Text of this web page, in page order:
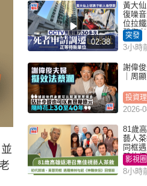
02:38
黃大
復噪音滋擾
位拉鐵閘聲
擊傷者
突發
3小時
謝偉
｜周顯
投資
2026-
81歲
藝人茶敘 初代郭
同框
鵰俠
影視圈
8小時